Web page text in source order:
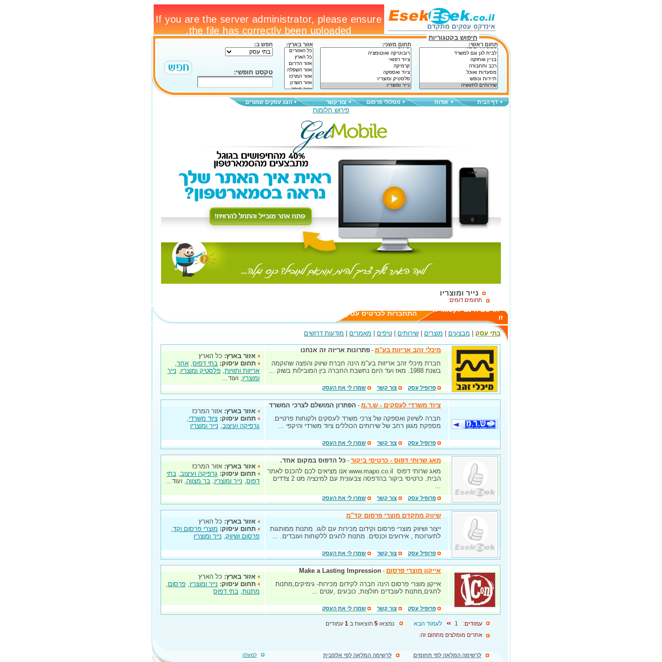
חיפוש בקטגוריות
תחום ראשי: תחום משני: אזור בארץ: חפש ב:
טקסט חופשי:
דף הבית אודות מסלולי פרסום צור קשר הצג עסקים שמורים
פירוש חלומות
נייר ומוצריו
תחומים דומים:
הרשם חינם לקטגוריה
זו
התחברות לכרטיס עסק
בתי עסק מבצעים מוצרים שירותים טיפים מאמרים מודעות דרושים
מיכלי זהב אריזות בע"מ - פתרונות אריזה זה אנחנו
חברת מיכלי זהב אריזות בע"מ הינה חברת שיווק והפצה שהוקמה
בשנת 1988. מאז ועד היום נחשבת החברה בין המובילות בשוק ...
פרופיל עסק צור קשר שמרו לי את העסק
אזור בארץ: כל הארץ
תחום עיסוק: בתי דפוס, אחר,
אריזות ותוויות, פלסטיק ומוצריו, נייר
ומוצריו, ועוד...
ציוד משרדי לעסקים - ש.ר.מ - הפתרון המושלם לצרכי המשרד
חברה לשיווק ואספקה של צרכי משרד לעסקים ולקוחות פרטיים.
מספקת מגוון רחב של שירותים הכוללים ציוד משרדי והיקפי ...
פרופיל עסק צור קשר שמרו לי את העסק
אזור בארץ: אזור המרכז
תחום עיסוק: ציוד משרדי,
גרפיקה ועיצוב, נייר ומוצריו
מאג שרותי דפוס - כרטיסי ביקור - כל הדפוס במקום אחד.
מאג שרותי דפוס www.mapo.co.il אנו מציאים לכם להכנס לאתר
הבית. כרטיסי ביקור בהדפסה צבעונית עם למינציה מט 2 צדדים
...
פרופיל עסק צור קשר שמרו לי את העסק
אזור בארץ: אזור המרכז
תחום עיסוק: גרפיקה ועיצוב, בתי
דפוס, נייר ומוצריו, בר מצווה, ועוד...
שיווק מתקדם מוצרי פרסום קד"מ
ייצור ושיווק מוצרי פרסום וקידום מכירות עם לוגו. מתנות ממותגות
לתערוכות , אירועים וכנסים. מתנות לחגים ללקוחות ועובדים. ...
פרופיל עסק צור קשר שמרו לי את העסק
אזור בארץ: כל הארץ
תחום עיסוק: מוצרי פרסום וקד,
פרסום ושיווק, נייר ומוצריו
אייקון מוצרי פרסום -
Make a Lasting Impression
אייקון מוצרי פרסום הינה חברה לקידום מכירות- גימיקים,מתנות
לחגים,מתנות לעובדים חולצות, כובעים ,עטים ...
פרופיל עסק צור קשר שמרו לי את העסק
אזור בארץ: כל הארץ
תחום עיסוק: נייר ומוצריו, פרסום,
מתנות, בתי דפוס
עמודים: 1 לעמוד הבא נמצאו 5 תוצאות ב 1 עמודים
אתרים מומלצים מתחום זה:
לרשימה המלאה לפי תחומים לרשימה המלאה לפי אלפבית למעלה